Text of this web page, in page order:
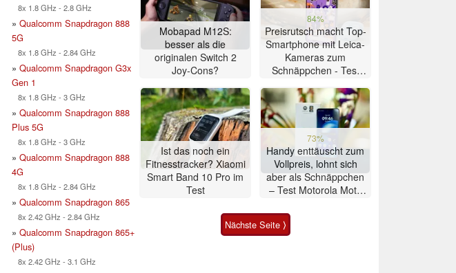
8x 1.8 GHz - 2.8 GHz
» Qualcomm Snapdragon 888
5G
8x 1.8 GHz - 2.84 GHz
» Qualcomm Snapdragon G3x
Gen 1
8x 1.8 GHz - 3 GHz
» Qualcomm Snapdragon 888
Plus 5G
8x 1.8 GHz - 3 GHz
» Qualcomm Snapdragon 888
4G
8x 1.8 GHz - 2.84 GHz
» Qualcomm Snapdragon 865
8x 2.42 GHz - 2.84 GHz
» Qualcomm Snapdragon 865+
(Plus)
8x 2.42 GHz - 3.1 GHz
Mobapad M12S:
besser als die
originalen Switch 2
Joy-Cons?
84%
Preisrutsch macht Top-
Smartphone mit Leica-
Kameras zum
Schnäppchen - Test
Ist das noch ein
Fitnesstracker? Xiaomi
Smart Band 10 Pro im
Test
73%
Handy enttäuscht zum
Vollpreis, lohnt sich
aber als Schnäppchen
– Test Motorola Moto
Nächste Seite ⟩